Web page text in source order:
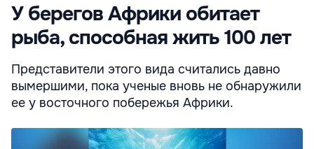
У берегов Африки обитает
рыба, способная жить 100 лет
Представители этого вида считались давно
вымершими, пока ученые вновь не обнаружили
ее у восточного побережья Африки.